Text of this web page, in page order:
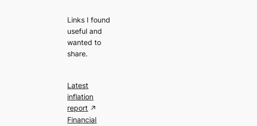
Links I found
useful and
wanted to
share.
Latest
inflation
report
Financial